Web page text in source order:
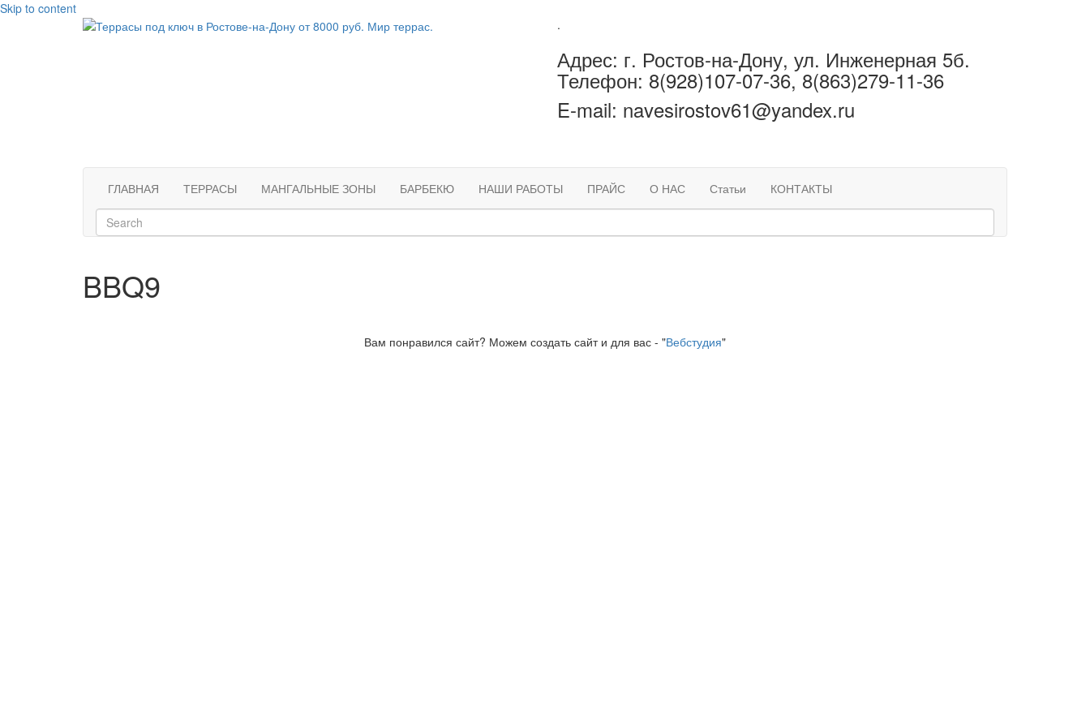
Skip to content
.
Адрес: г. Ростов-на-Дону, ул. Инженерная 5б.
Телефон: 8(928)107-07-36, 8(863)279-11-36
E-mail: navesirostov61@yandex.ru
ГЛАВНАЯ ТЕРРАСЫ МАНГАЛЬНЫЕ ЗОНЫ БАРБЕКЮ НАШИ РАБОТЫ ПРАЙС О НАС Статьи КОНТАКТЫ
BBQ9
Вам понравился сайт? Можем создать сайт и для вас - "Вебстудия"